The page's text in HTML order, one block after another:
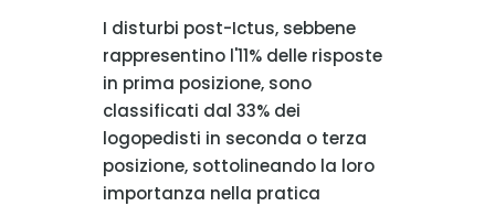
I disturbi post-Ictus, sebbene
rappresentino l'11% delle risposte
in prima posizione, sono
classificati dal 33% dei
logopedisti in seconda o terza
posizione, sottolineando la loro
importanza nella pratica